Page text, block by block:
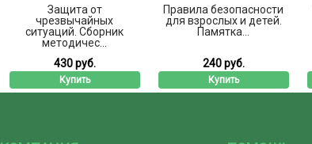
Защита от
чрезвычайных
ситуаций. Сборник
методичес...
430 руб.
Купить
Правила безопасности
для взрослых и детей.
Памятка...
240 руб.
Купить